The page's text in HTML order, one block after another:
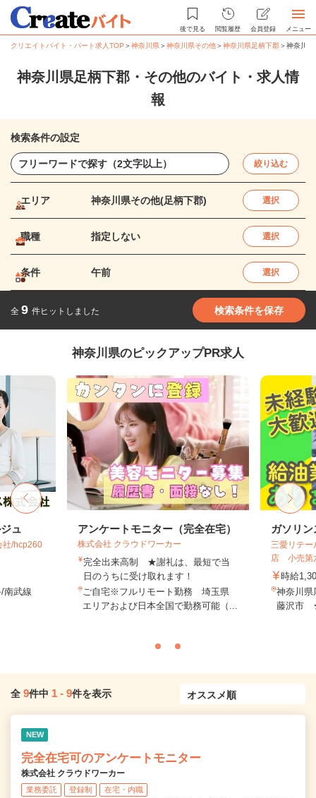
後で見る 閲覧履歴 会員登録 メニュー
クリエイトバイト・パート求人TOP ＞神奈川県＞神奈川県その他＞神奈川県足柄下郡＞神奈川
神奈川県足柄下郡・その他のバイト・求人情
報
検索条件の設定
絞り込む
エリア 神奈川県その他(足柄下郡) 選択
職種 指定しない 選択
条件 午前 選択
全 9 件ヒットしました 検索条件を保存
神奈川県のピックアップPR求人
ュ
社/hcp260
南武線
アンケートモニター（完全在宅）
株式会社 クラウドワーカー
完全出来高制 ★謝礼は、最短で当
日のうちに受け取れます！
ご自宅※フルリモート勤務 埼玉県
エリアおよび日本全国で勤務可能（...
ガソリ
三愛リテ
店 小売第
時給
神奈川県
藤沢市
全 9件中 1 - 9件を表示
NEW
完全在宅可のアンケートモニター
株式会社 クラウドワーカー
業務委託 登録制 在宅・内職